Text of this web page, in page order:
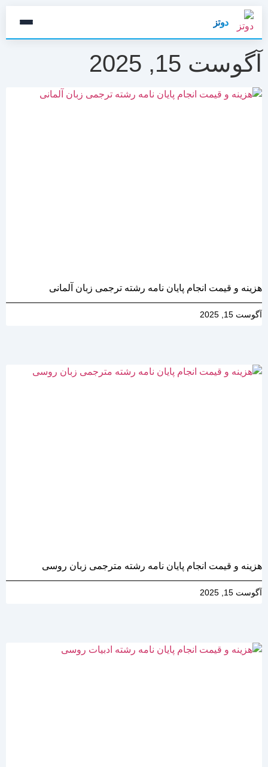
دوتز
آگوست 15, 2025
هزینه و قیمت انجام پایان نامه رشته ترجمی زبان آلمانی
آگوست 15, 2025
هزینه و قیمت انجام پایان نامه رشته مترجمی زبان روسی
آگوست 15, 2025